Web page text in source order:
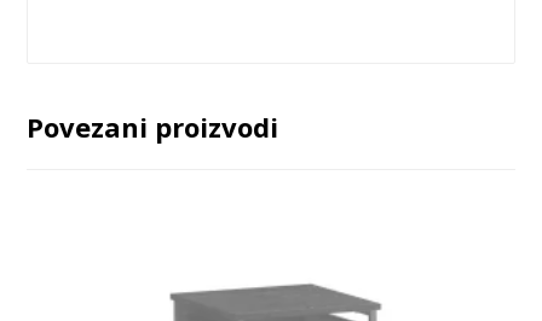
Povezani proizvodi